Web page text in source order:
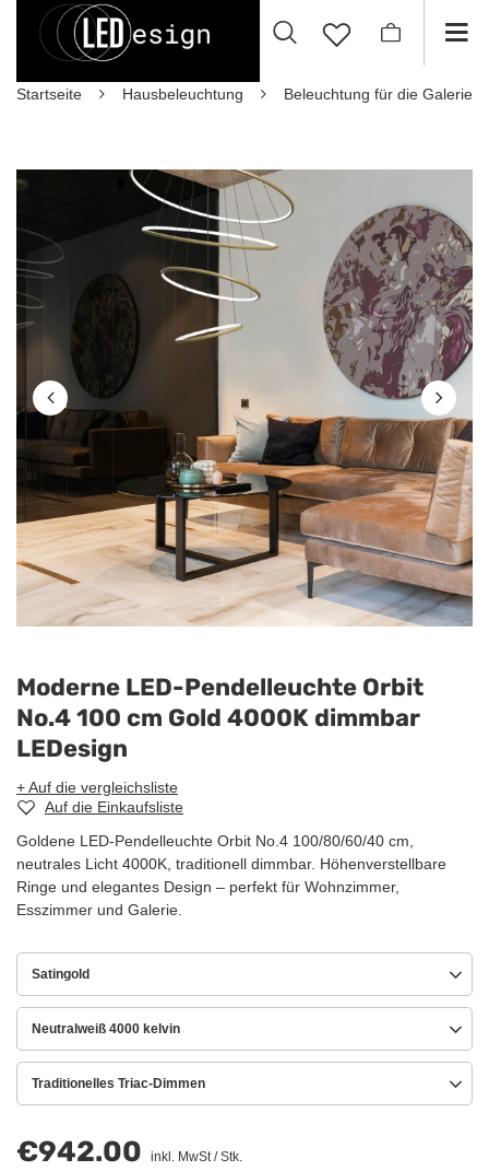
Startseite Hausbeleuchtung Beleuchtung für die Galerie
Moderne LED-Pendelleuchte Orbit
No.4 100 cm Gold 4000K dimmbar
LEDesign
+ Auf die vergleichsliste
Auf die Einkaufsliste
Goldene LED-Pendelleuchte Orbit No.4 100/80/60/40 cm,
neutrales Licht 4000K, traditionell dimmbar. Höhenverstellbare
Ringe und elegantes Design – perfekt für Wohnzimmer,
Esszimmer und Galerie.
Satingold
Neutralweiß 4000 kelvin
Traditionelles Triac-Dimmen
€942.00 inkl. MwSt/Stk.